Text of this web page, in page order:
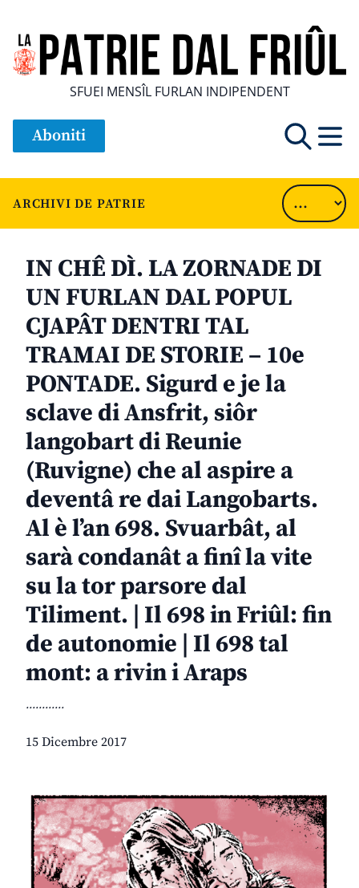
SFUEI MENSÎL FURLAN INDIPENDENT
Aboniti
ARCHIVI DE PATRIE
IN CHÊ DÌ. LA ZORNADE DI
UN FURLAN DAL POPUL
CJAPÂT DENTRI TAL
TRAMAI DE STORIE – 10e
PONTADE. Sigurd e je la
sclave di Ansfrit, siôr
langobart di Reunie
(Ruvigne) che al aspire a
deventâ re dai Langobarts.
Al è l’an 698. Svuarbât, al
sarà condanât a finî la vite
su la tor parsore dal
Tiliment. | Il 698 in Friûl: fin
de autonomie | Il 698 tal
mont: a rivin i Araps
............
15 Dicembre 2017